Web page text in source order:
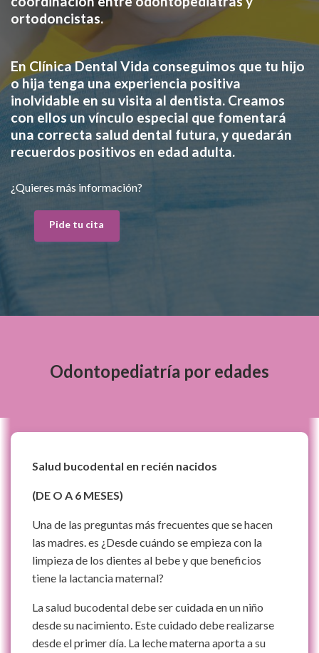
ortodoncistas.
En Clínica Dental Vida conseguimos que tu hijo
o hija tenga una experiencia positiva
inolvidable en su visita al dentista. Creamos
con ellos un vínculo especial que fomentará
una correcta salud dental futura, y quedarán
recuerdos positivos en edad adulta.
¿Quieres más información?
Pide tu cita
Odontopediatría por edades
Salud bucodental en recién nacidos
(DE O A 6 MESES)
Una de las preguntas más frecuentes que se hacen
las madres. es ¿Desde cuándo se empieza con la
limpieza de los dientes al bebe y que beneficios
tiene la lactancia maternal?
La salud bucodental debe ser cuidada en un niño
desde su nacimiento. Este cuidado debe realizarse
desde el primer día. La leche materna aporta a su